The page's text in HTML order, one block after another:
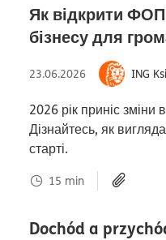
Як відкрити ФОП
бізнесу для
23.06.2026
ING
2026 рік приніс зміни
Дізнайтесь, як
старті.
15 min
Dochód a